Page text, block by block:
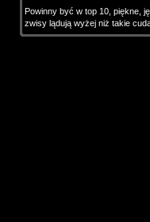
Powinny być w top 10, piękne,
zwisy lądują wyżej niż takie